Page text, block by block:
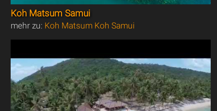
Koh Matsum Samui
mehr zu: Koh Matsum Koh Samui